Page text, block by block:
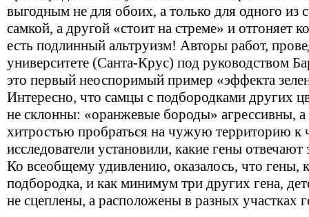
выгодным не для обоих, а только для одного из
самкой, а другой «стоит на стреме» и отгоняет
есть подлинный альтруизм! Авторы работ,
университете (Санта-Крус) под руководством
это первый неоспоримый пример «эффекта
Интересно, что самцы с подбородками других
не склонны: «оранжевые бороды» агрессивны,
хитростью пробраться на чужую территорию к
исследователи установили, какие гены
Ко всеобщему удивлению, оказалось, что гены,
подбородка, и как минимум три других гена,
не сцеплены, а расположены в разных участках